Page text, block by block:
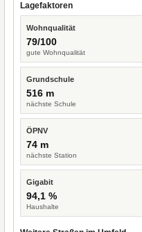
Lagefaktoren
Wohnqualität
79/100
gute Wohnqualität
Grundschule
516 m
nächste Schule
ÖPNV
74 m
nächste Station
Gigabit
94,1 %
Haushalte